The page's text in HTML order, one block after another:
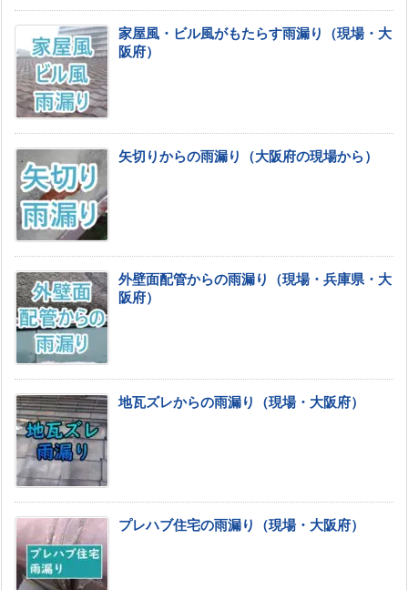
家屋風・ビル風がもたらす雨漏り（現場・大
阪府）
矢切りからの雨漏り（大阪府の現場から）
外壁面配管からの雨漏り（現場・兵庫県・大
阪府）
地瓦ズレからの雨漏り（現場・大阪府）
プレハブ住宅の雨漏り（現場・大阪府）